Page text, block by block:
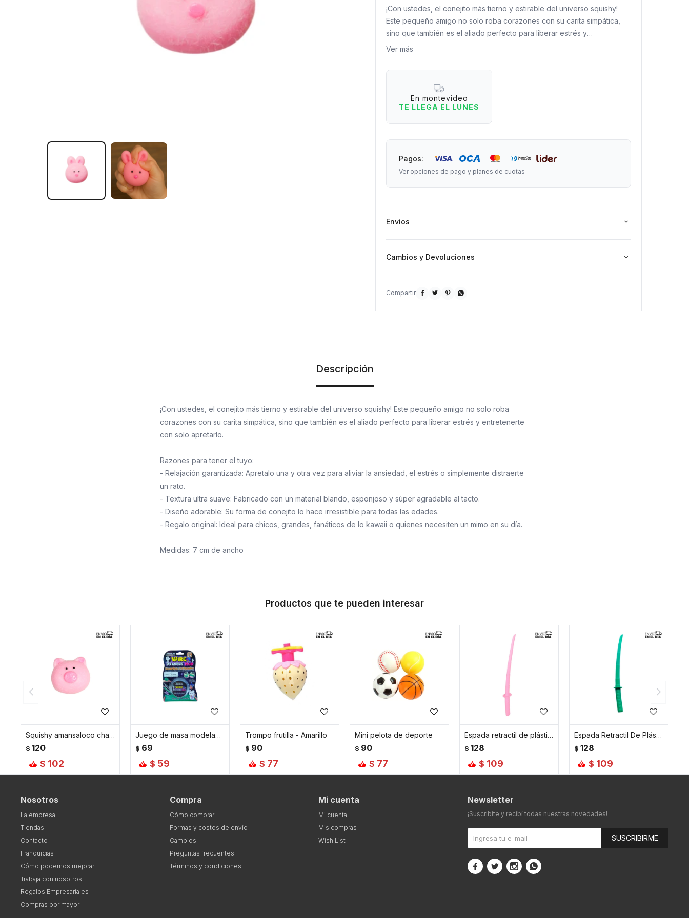
¡Con ustedes, el conejito más tierno y estirable del universo squishy!
Este pequeño amigo no solo roba corazones con su carita simpática,
sino que también es el aliado perfecto para liberar estrés y
entretenerte con solo apretarlo.
Razones para tener el tuyo:
- Relajación garantizada: Apretalo una y otra vez para aliviar la
ansiedad, el estrés o simplemente distraerte un rato.
- Textura ultra suave: Fabricado con un material blando, esponjoso y
las edades.
- Regalo original: Ideal para chicos, grandes, fanáticos de lo kawaii o
quienes necesiten un mimo en su día.
Ver más
En montevideo
TE LLEGA EL LUNES
Pagos:
Ver opciones de pago y planes de cuotas
Envíos
Cambios y Devoluciones
   
Descripción
¡Con ustedes, el conejito más tierno y estirable del universo squishy! Este pequeño amigo no solo roba
corazones con su carita simpática, sino que también es el aliado perfecto para liberar estrés y entretenerte
con solo apretarlo.
Razones para tener el tuyo:
- Relajación garantizada: Apretalo una y otra vez para aliviar la ansiedad, el estrés o simplemente distraerte
un rato.
- Textura ultra suave: Fabricado con un material blando, esponjoso y súper agradable al tacto.
- Diseño adorable: Su forma de conejito lo hace irresistible para todas las edades.
- Regalo original: Ideal para chicos, grandes, fanáticos de lo kawaii o quienes necesiten un mimo en su día.
Medidas: 7 cm de ancho
Productos que te pueden interesar
Squishy amansaloco chanchito - Rosa
$ 120
$ 102
Juego de masa modeladora slime incandescente
$ 69
$ 59
Trompo frutilla - Amarillo
$ 90
$ 77
Mini pelota de deporte
$ 90
$ 77
Espada retractil de plástico de 75 cm de largo - Rosada
$ 128
$ 109
Espada Retractil De Plástico - Celeste
$ 128
$ 109
Nosotros
La empresa
Tiendas
Contacto
Franquicias
Cómo podemos mejorar
Trabaja con nosotros
Regalos Empresariales
Compras por mayor
Compra
Cómo comprar
Formas y costos de envío
Cambios
Preguntas frecuentes
Términos y condiciones
Mi cuenta
Mi cuenta
Mis compras
Wish List
Newsletter
¡Suscribite y recibí todas nuestras novedades!
SUSCRIBIRME
   